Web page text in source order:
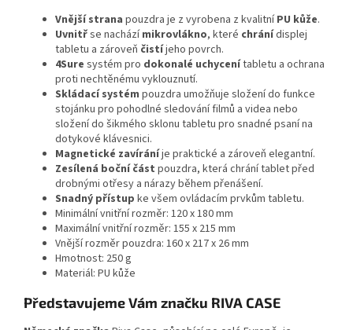
Vnější strana pouzdra je z vyrobena z kvalitníPU kůže.
Uvnitřse nacházímikrovlákno, které chránídisplej
tabletu a zároveň čistíjeho povrch.
4Sure systém pro dokonalé uchycenítabletu a ochrana
proti nechtěnému vyklouznutí.
Skládací systém pouzdra umožňuje složení do funkce
stojánku pro pohodlné sledování filmů a videa nebo
složení do šikmého sklonu tabletu pro snadné psaní na
dotykové klávesnici.
Magnetické zavíráníje praktické a zároveň elegantní.
Zesílená boční část pouzdra, která chrání tablet před
drobnými otřesy a nárazy během přenášení.
Snadný přístup ke všem ovládacím prvkům tabletu.
Minimální vnitřní rozměr: 120 x 180 mm
Maximální vnitřní rozměr: 155 x 215 mm
Vnější rozměr pouzdra: 160 x 217 x 26 mm
Hmotnost: 250 g
Materiál: PU kůže
Představujeme Vám značku RIVA CASE